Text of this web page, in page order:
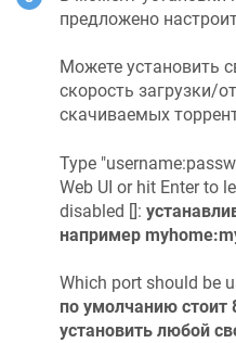
Downloading
Installing
Downloading
Installing gzip
Downloading
Downloading
Installing screen
Downloading
Installing
Downloading
Downloading
Installing php7
Downloading
Installing libxml2
предложено
Можете установить
скорость загрузки/
скачиваемых
Type
Web UI or hit Enter to
disabled []:
например
Which port should be
по умолчанию
установить любой